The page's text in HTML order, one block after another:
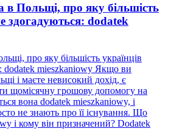
Польщі, про яку більшість
здогадуються: dodatek
про яку більшість українців
dodatek mieszkaniowy Якщо ви
і маєте невисокий дохід, є
щомісячну грошову допомогу на
вона dodatek mieszkaniowy, і
не знають про її існування. Що
і кому він призначений? Dodatek